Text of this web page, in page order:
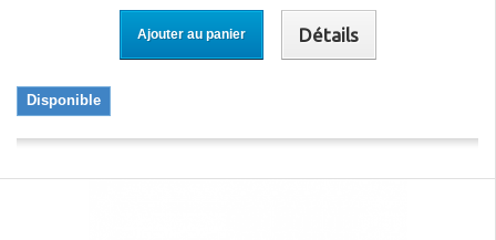
Ajouter au panier Détails
Disponible